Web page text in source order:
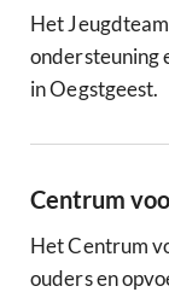
Het
ondersteuning
in Oegstgeest.
Centrum
Het Centrum
ouders en